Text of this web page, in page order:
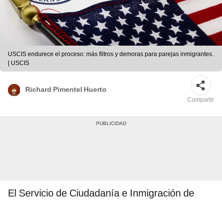
USCIS endurece el proceso: más filtros y demoras para parejas inmigrantes.
| USCIS
Richard Pimentel Huerto
Compartir
El Servicio de Ciudadanía e Inmigración de